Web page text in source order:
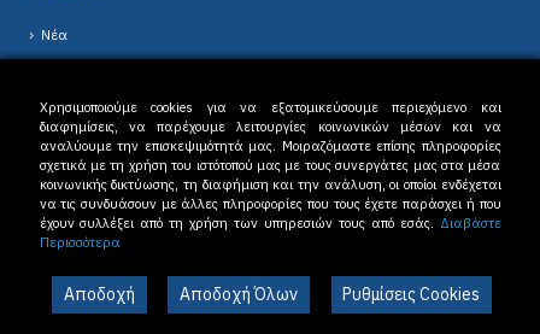
Νέα
Δ.Ε.Υ.Α. Δράμας © 2023. All Rights Reserved. |Όροι Χρήσης-Πολιτική
Απορρήτου
Χρησιμοποιούμε cookies για να εξατομικεύσουμε περιεχόμενο και
διαφημίσεις, να παρέχουμε λειτουργίες κοινωνικών μέσων και να
αναλύουμε την επισκεψιμότητά μας. Μοιραζόμαστε επίσης πληροφορίες
σχετικά με τη χρήση του ιστότοπού μας με τους συνεργάτες μας στα μέσα
κοινωνικής δικτύωσης, τη διαφήμιση και την ανάλυση, οι οποίοι ενδέχεται
να τις συνδυάσουν με άλλες πληροφορίες που τους έχετε παράσχει ή που
έχουν συλλέξει από τη χρήση των υπηρεσιών τους από εσάς. Διαβάστε
Περισσότερα
Αποδοχή Αποδοχή Όλων Ρυθμίσεις Cookies